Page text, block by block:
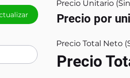
Precio Unitario
Precio por
Precio Total Neto
Precio